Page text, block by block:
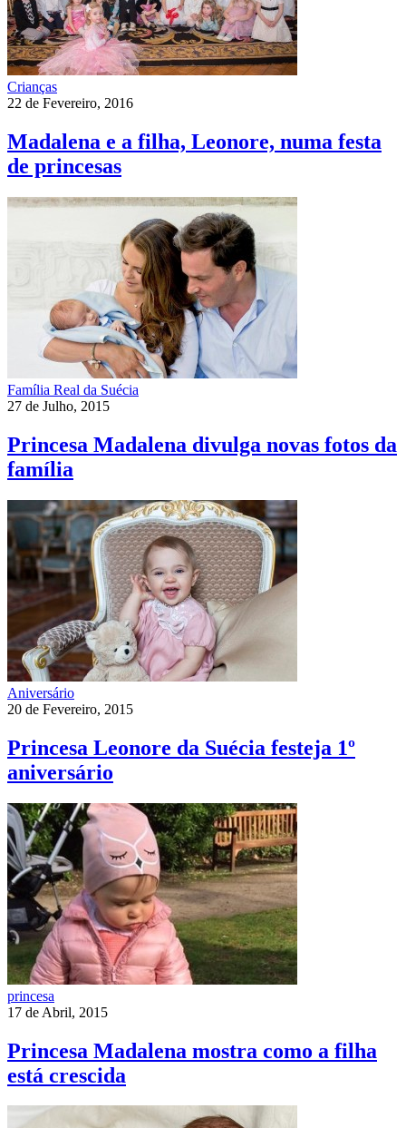
Crianças
22 de Fevereiro, 2016
Madalena e a filha, Leonore, numa festa
de princesas
Família Real da Suécia
27 de Julho, 2015
Princesa Madalena divulga novas fotos da
família
Aniversário
20 de Fevereiro, 2015
Princesa Leonore da Suécia festeja 1º
aniversário
princesa
17 de Abril, 2015
Princesa Madalena mostra como a filha
está crescida